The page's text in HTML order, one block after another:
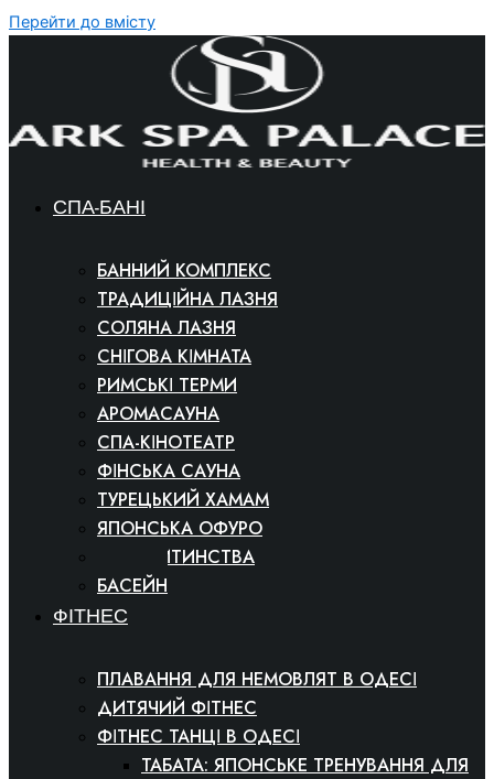
Перейти до вмісту
СПА-БАНІ
БАННИЙ КОМПЛЕКС
ТРАДИЦІЙНА ЛАЗНЯ
СОЛЯНА ЛАЗНЯ
СНІГОВА КІМНАТА
РИМСЬКІ ТЕРМИ
АРОМАСАУНА
СПА-КІНОТЕАТР
ФІНСЬКА САУНА
ТУРЕЦЬКИЙ ХАМАМ
ЯПОНСЬКА ОФУРО
СВІТ ДИТИНСТВА
БАСЕЙН
ФІТНЕС
ПЛАВАННЯ ДЛЯ НЕМОВЛЯТ В ОДЕСІ
ДИТЯЧИЙ ФІТНЕС
ФІТНЕС ТАНЦІ В ОДЕСІ
ТАБАТА: ЯПОНСЬКЕ ТРЕНУВАННЯ ДЛЯ